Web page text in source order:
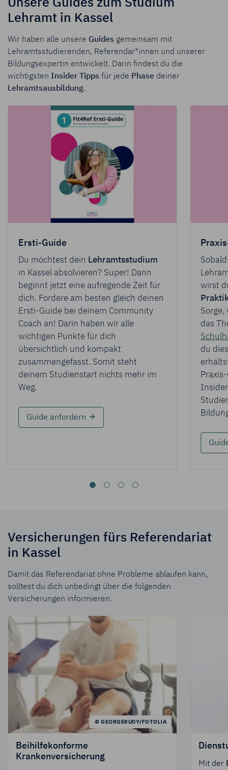
Unsere Guides zum Studium
Lehramt in Kassel
Wir haben alle unsere Guides gemeinsam mit
Lehramtsstudierenden, Referendar*innen und unserer
Bildungsexpertin entwickelt. Darin findest du die
wichtigsten Insider Tipps für jede Phase deiner
Lehramtsausbildung.
Ersti-Guide
Du möchtest dein Lehramtsstudium
in Kassel absolvieren? Super! Dann
beginnt jetzt eine aufregende Zeit für
dich. Fordere am besten gleich deinen
Ersti-Guide bei deinem Community
Coach an! Darin haben wir alle
wichtigen Punkte für dich
übersichtlich und kompakt
zusammengefasst. Somit steht
deinem Studienstart nichts mehr im
Weg.
Guide anfordern
wirst
das
du
Versicherungen fürs Referendariat
in Kassel
Damit das Referendariat ohne Probleme ablaufen kann,
solltest du dich unbedingt über die folgenden
Versicherungen informieren.
© GEORGERUDY/FOTOLIA
Beihilfekonforme
Krankenversicherung
Mit der